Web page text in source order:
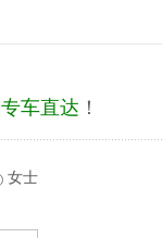
专车直达 ！
女士